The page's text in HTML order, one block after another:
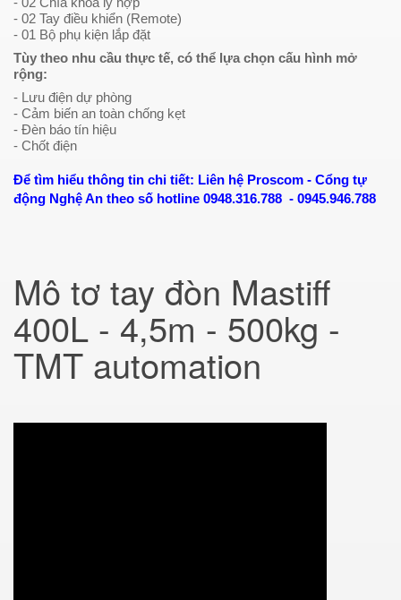
- 02 Chìa khóa ly hợp
- 02 Tay điều khiển (Remote)
- 01 Bộ phụ kiện lắp đặt
Tùy theo nhu cầu thực tế, có thể lựa chọn cấu hình mở
rộng:
- Lưu điện dự phòng
- Cảm biến an toàn chống kẹt
- Đèn báo tín hiệu
- Chốt điện
Để tìm hiểu thông tin chi tiết: Liên hệ Proscom - Cổng tự
động Nghệ An theo số hotline 0948.316.788 - 0945.946.788
Mô tơ tay đòn Mastiff
400L - 4,5m - 500kg -
TMT automation